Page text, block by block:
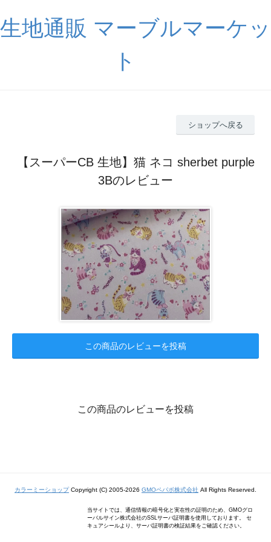
生地通販 マーブルマーケッ
ト
ショップへ戻る
【スーパーCB 生地】猫 ネコ sherbet purple
3Bのレビュー
この商品のレビューを投稿
この商品のレビューを投稿
カラーミーショップCopyright (C) 2005-2026 GMOペパボ株式会社 All Rights Reserved.
当サイトでは、通信情報の暗号化と実在性の証明のため、GMOグロ
ーバルサイン株式会社のSSLサーバ証明書を使用しております。 セ
キュアシールより、サーバ証明書の検証結果をご確認ください。